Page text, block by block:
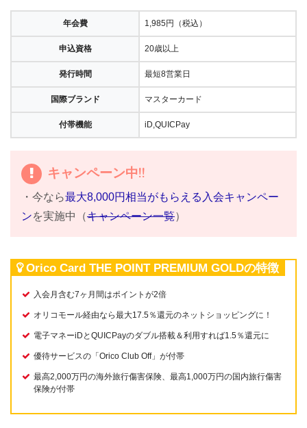
年会費 1,985円（税込）
申込資格 20歳以上
発行時間 最短8営業日
国際ブランド マスターカード
付帯機能 iD,QUICPay
キャンペーン中!!
・今なら最大8,000円相当がもらえる入会キャンペー
ンを実施中（キャンペーン一覧）
Orico Card THE POINT PREMIUM GOLDの特徴
入会月含む7ヶ月間はポイントが2倍
オリコモール経由なら最大17.5％還元のネットショッピングに！
電子マネーiDとQUICPayのダブル搭載＆利用すれば1.5％還元に
優待サービスの「Orico Club Off」が付帯
最高2,000万円の海外旅行傷害保険、最高1,000万円の国内旅行傷害
保険が付帯